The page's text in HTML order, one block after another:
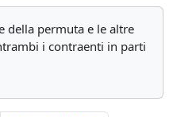
della permuta e le altre
i contraenti in parti